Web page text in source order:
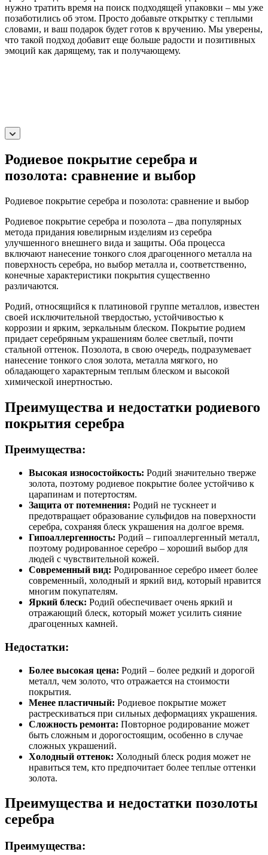
нужно тратить время на поиск подходящей упаковки – мы уже
позаботились об этом. Просто добавьте открытку с теплыми
словами, и ваш подарок будет готов к вручению. Мы уверены,
что такой подход добавит еще больше радости и позитивных
эмоций как дарящему, так и получающему.
Родиевое покрытие серебра и
позолота: сравнение и выбор
Родиевое покрытие серебра и позолота: сравнение и выбор
Родиевое покрытие серебра и позолота – два популярных
метода придания ювелирным изделиям из серебра
улучшенного внешнего вида и защиты. Оба процесса
включают нанесение тонкого слоя драгоценного металла на
поверхность серебра, но выбор металла и, соответственно,
конечные характеристики покрытия существенно
различаются.
Родий, относящийся к платиновой группе металлов, известен
своей исключительной твердостью, устойчивостью к
коррозии и ярким, зеркальным блеском. Покрытие родием
придает серебряным украшениям более светлый, почти
стальной оттенок. Позолота, в свою очередь, подразумевает
нанесение тонкого слоя золота, металла мягкого, но
обладающего характерным теплым блеском и высокой
химической инертностью.
Преимущества и недостатки родиевого
покрытия серебра
Преимущества:
Высокая износостойкость: Родий значительно тверже
золота, поэтому родиевое покрытие более устойчиво к
царапинам и потертостям.
Защита от потемнения: Родий не тускнеет и
предотвращает образование сульфидов на поверхности
серебра, сохраняя блеск украшения на долгое время.
Гипоаллергенность: Родий – гипоаллергенный металл,
поэтому родированное серебро – хороший выбор для
людей с чувствительной кожей.
Современный вид: Родированное серебро имеет более
современный, холодный и яркий вид, который нравится
многим покупателям.
Яркий блеск: Родий обеспечивает очень яркий и
отражающий блеск, который может усилить сияние
драгоценных камней.
Недостатки:
Более высокая цена: Родий – более редкий и дорогой
металл, чем золото, что отражается на стоимости
покрытия.
Менее пластичный: Родиевое покрытие может
растрескиваться при сильных деформациях украшения.
Сложность ремонта: Повторное родирование может
быть сложным и дорогостоящим, особенно в случае
сложных украшений.
Холодный оттенок: Холодный блеск родия может не
нравиться тем, кто предпочитает более теплые оттенки
золота.
Преимущества и недостатки позолоты
серебра
Преимущества: